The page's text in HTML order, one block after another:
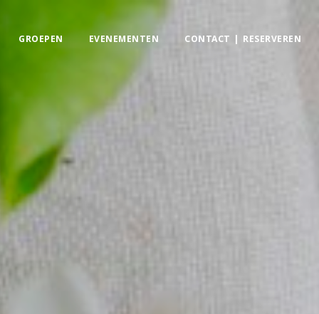
GROEPEN EVENEMENTEN CONTACT | RESERVEREN